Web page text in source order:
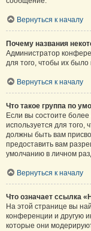
Вернуться к началу
Почему названия
Администратор
для того, чтобы их было
Вернуться к началу
Что такое группа по
Если вы состоите
используется для того,
должны быть вам
предоставить вам
умолчанию в личном
Вернуться к началу
Что означает ссылка
На этой странице вы
конференции и другую
которые они